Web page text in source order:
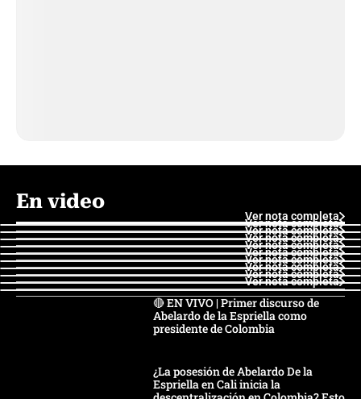
En video
Ver nota completa
Ver nota completa
Ver nota completa
Ver nota completa
Ver nota completa
Ver nota completa
Ver nota completa
Ver nota completa
Ver nota completa
Ver nota completa
🔴 EN VIVO | Primer discurso de
Abelardo de la Espriella como
presidente de Colombia
¿La posesión de Abelardo De la
Espriella en Cali inicia la